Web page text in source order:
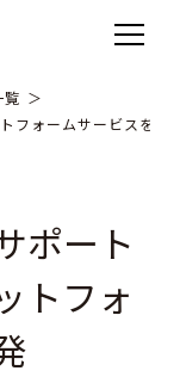
覧
フォームサービスを開
ポート
トフォ